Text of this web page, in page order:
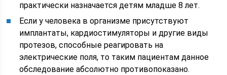
практически назначается детям младше 8 лет.
Если у человека в организме присутствуют
имплантаты, кардиостимуляторы и другие виды
протезов, способные реагировать на
электрические поля, то таким пациентам данное
обследование абсолютно противопоказано.